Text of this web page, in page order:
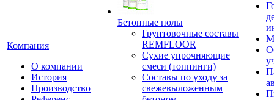
Компания
О компании
История
Производство
Бетонные полы
Грунтовочные составы
REMFLOOR
Сухие упрочняющие
смеси (топпинги)
Составы по уходу за
свежевыложенным